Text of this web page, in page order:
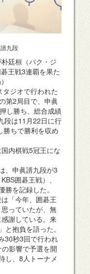
九段
廷桓（パク・ジ
王戦3連覇を果た
ジオで行われた
第2局目で、申眞
し勝ち、総合成績
段は11月22日に行
勝ちで勝利を収め
内棋戦5冠王にな
、申眞諝九段が3
囲碁王戦）、
を記録した。
「今年、囲碁王
っていたが、無
謝している。来
抱負を語った。
30秒3回で行われ
影響で予選を開
し、8人トーナメ